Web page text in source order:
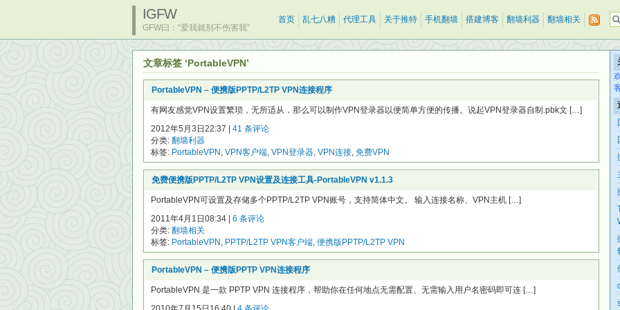
IGFW
GFW曰：“爱我就别不伤害我”
首页 乱七八糟 代理工具 关于推特 手机翻墙 搭建博客 翻墙利器 翻墙相关
文章标签 ‘PortableVPN’
PortableVPN – 便携版PPTP/L2TP VPN连接程序
有网友感觉VPN设置繁琐，无所适从，那么可以制作VPN登录器以便简单方便的传播。说起VPN登录器自制.pbk文 […]
2012年5月3日22:37 | 41 条评论
分类: 翻墙利器
标签: PortableVPN , VPN客户端, VPN登录器, VPN连接, 免费VPN
免费便携版PPTP/L2TP VPN设置及连接工具-PortableVPN v1.1.3
PortableVPN可设置及存储多个PPTP/L2TP VPN账号，支持简体中文。 输入连接名称、VPN主机 […]
2011年4月1日08:34 | 6 条评论
分类: 翻墙相关
标签: PortableVPN , PPTP/L2TP VPN客户端, 便携版PPTP/L2TP VPN
PortableVPN – 便携版PPTP VPN连接程序
PortableVPN 是一款 PPTP VPN 连接程序，帮助你在任何地点无需配置、无需输入用户名密码即可连 […]